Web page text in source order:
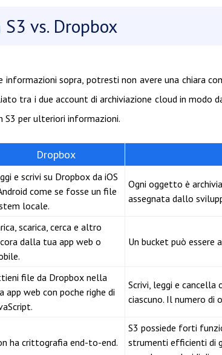
vs. Dropbox
sopra, potresti non avere una chiara
tra i due account di archiviazione cloud in modo
S3 per ulteriori informazioni.
Dropbox
e scrivi su Dropbox da iOS
come se fosse un file
locale.
Ogni oggetto è
assegnata dallo
scarica, cerca e altro
dalla tua app web o
Un bucket può essere
file da Dropbox nella
app web con poche righe di
Scrivi, leggi e
ciascuno. Il numero di
ha crittografia end-to-end.
S3 possiede forti
strumenti efficienti di